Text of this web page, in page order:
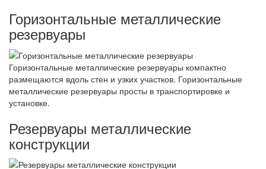
Горизонтальные металлические
резервуары
Горизонтальные металлические резервуары компактно
размещаются вдоль стен и узких участков. Горизонтальные
металлические резервуары просты в транспортировке и
установке.
Резервуары металлические
конструкции